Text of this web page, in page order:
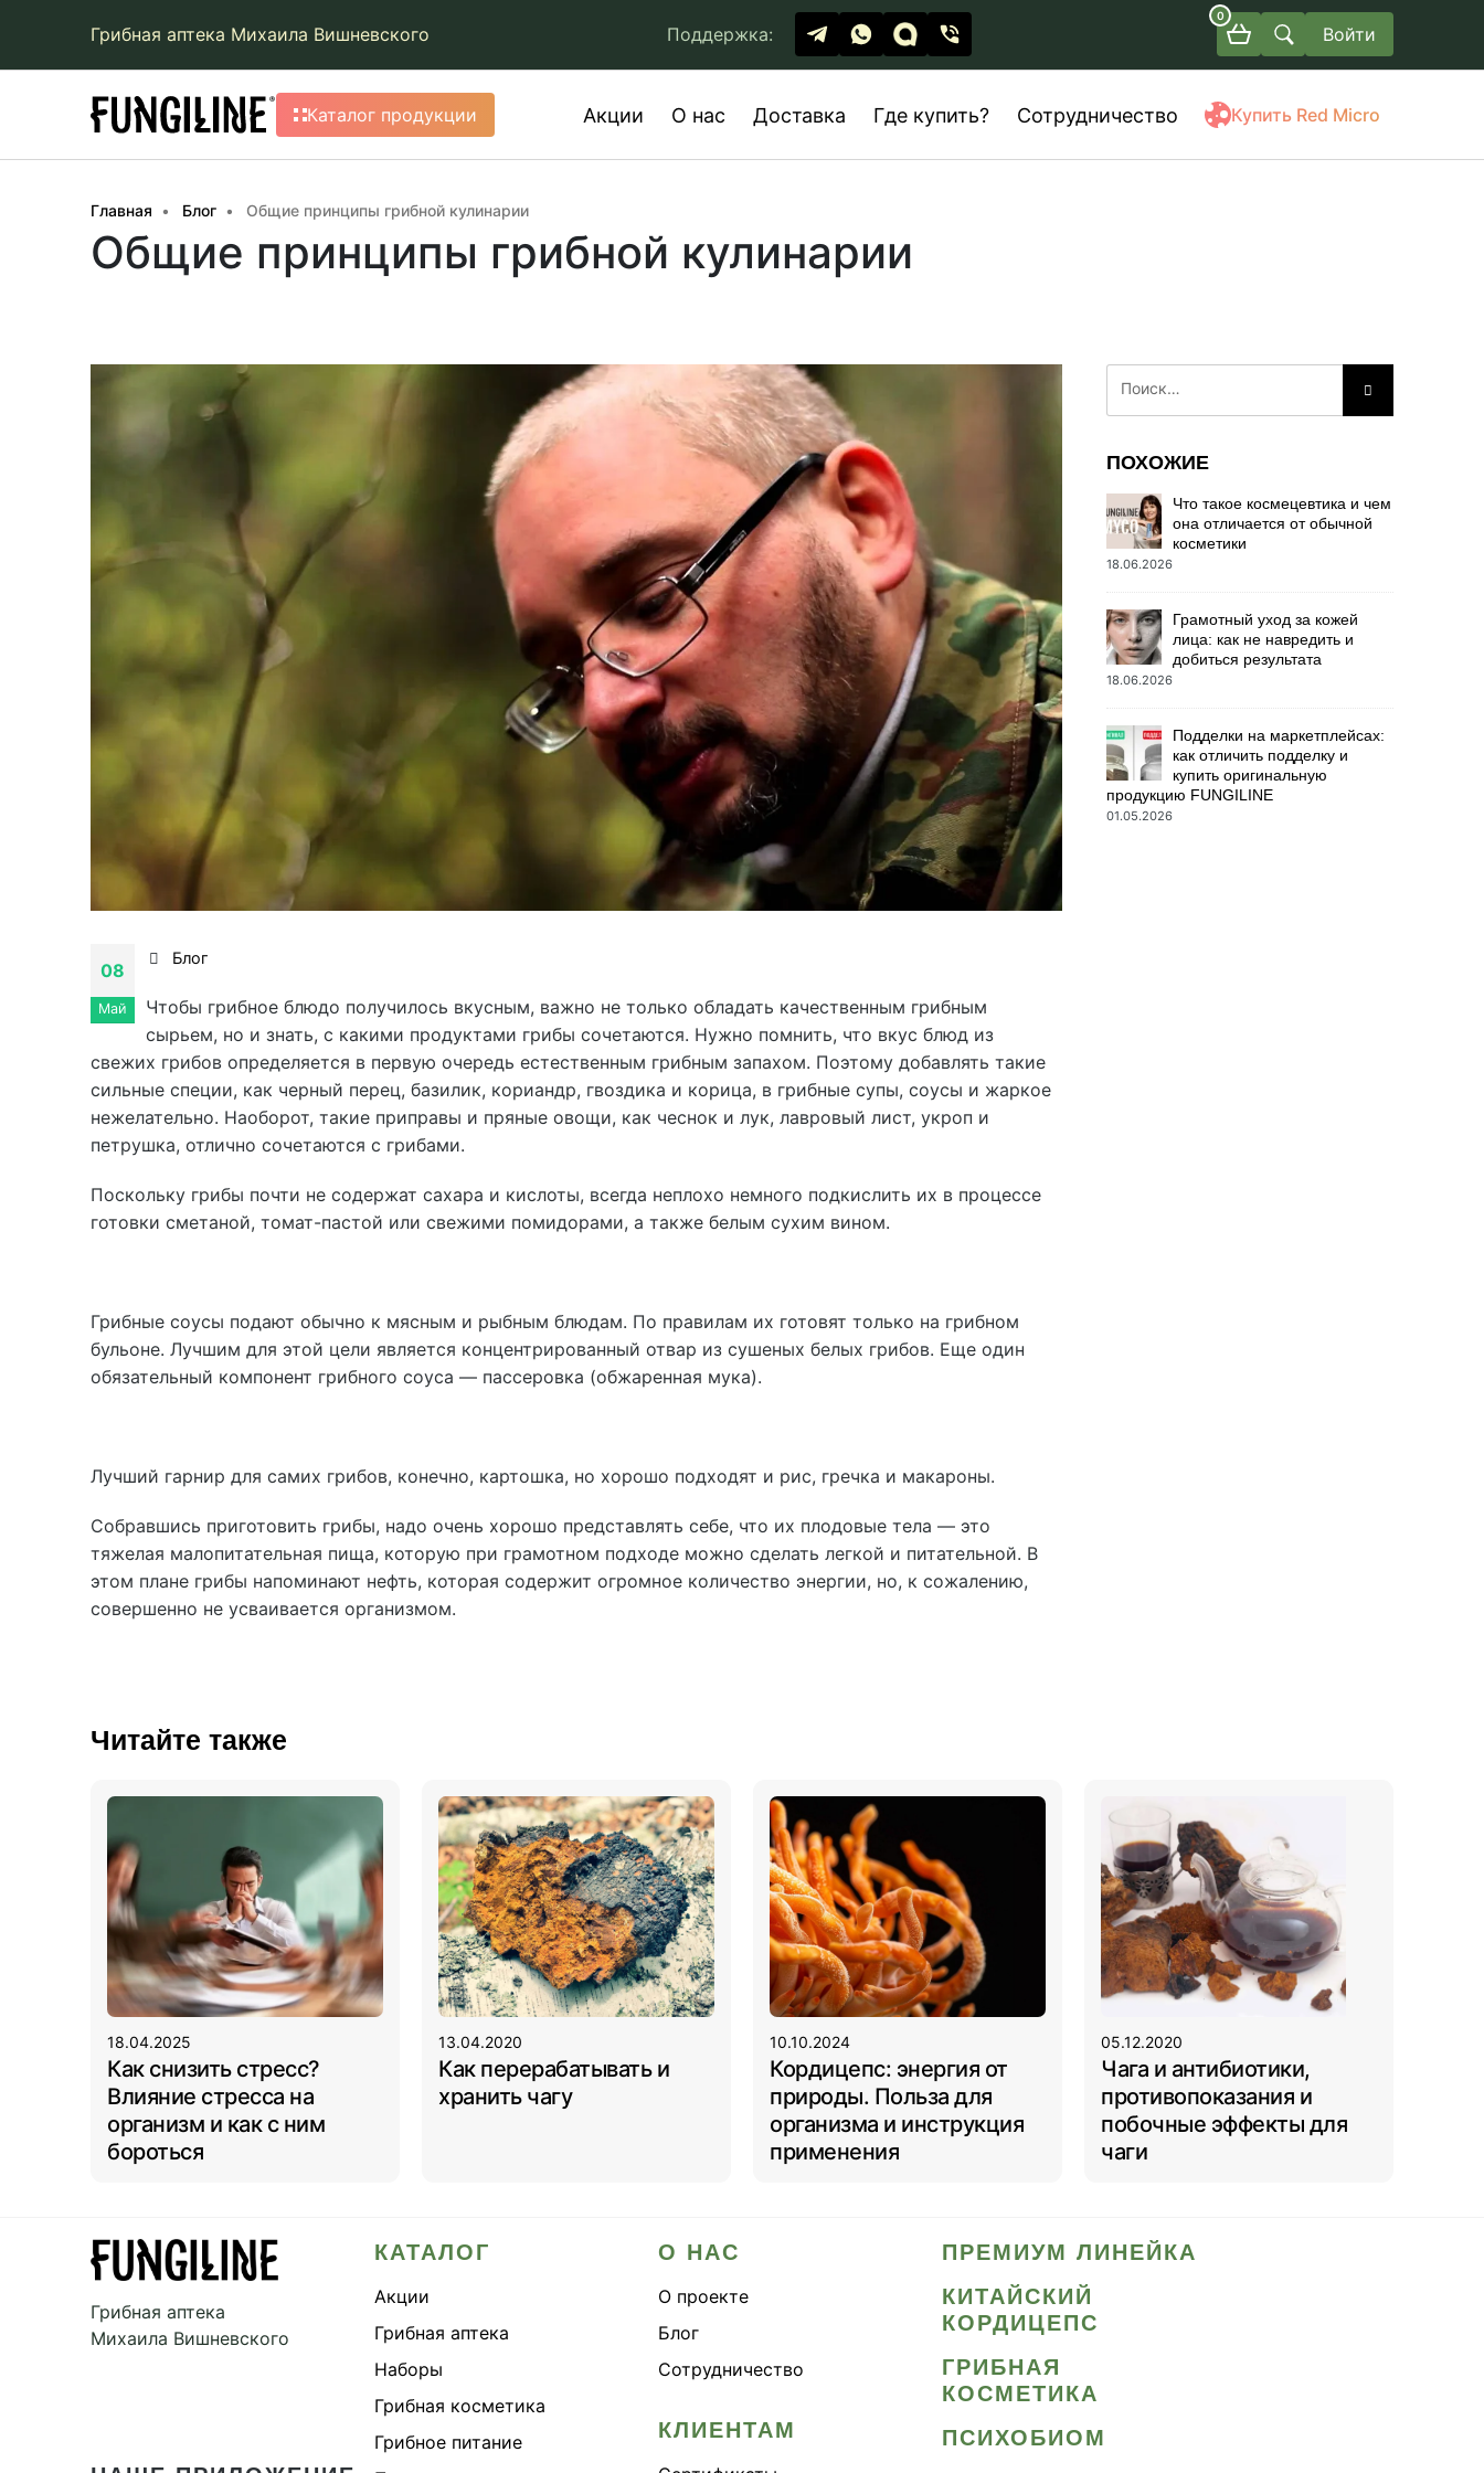
Грибная аптека Михаила Вишневского Поддержка:
0
Войти
Каталог продукции Акции О нас Доставка Где купить? Сотрудничество Купить Red Micro
Главная Блог Общие принципы грибной кулинарии
Общие принципы грибной кулинарии
08
Май
Блог
Чтобы грибное блюдо получилось вкусным, важно не только обладать качественным грибным
сырьем, но и знать, с какими продуктами грибы сочетаются. Нужно помнить, что вкус блюд из
свежих грибов определяется в первую очередь естественным грибным запахом. Поэтому добавлять такие
сильные специи, как черный перец, базилик, кориандр, гвоздика и корица, в грибные супы, соусы и жаркое
нежелательно. Наоборот, такие приправы и пряные овощи, как чеснок и лук, лавровый лист, укроп и
петрушка, отлично сочетаются с грибами.
Поскольку грибы почти не содержат сахара и кислоты, всегда неплохо немного подкислить их в процессе
готовки сметаной, томат-пастой или свежими помидорами, а также белым сухим вином.
Грибные соусы подают обычно к мясным и рыбным блюдам. По правилам их готовят только на грибном
бульоне. Лучшим для этой цели является концентрированный отвар из сушеных белых грибов. Еще один
обязательный компонент грибного соуса — пассеровка (обжаренная мука).
Лучший гарнир для самих грибов, конечно, картошка, но хорошо подходят и рис, гречка и макароны.
Собравшись приготовить грибы, надо очень хорошо представлять себе, что их плодовые тела — это
тяжелая малопитательная пища, которую при грамотном подходе можно сделать легкой и питательной. В
этом плане грибы напоминают нефть, которая содержит огромное количество энергии, но, к сожалению,
совершенно не усваивается организмом.
ПОХОЖИЕ
Что такое космецевтика и чем
она отличается от обычной
косметики
18.06.2026
Грамотный уход за кожей
лица: как не навредить и
добиться результата
18.06.2026
Подделки на маркетплейсах:
как отличить подделку и
купить оригинальную
продукцию FUNGILINE
01.05.2026
Читайте также
18.04.2025
Как снизить стресс?
Влияние стресса на
организм и как с ним
бороться
13.04.2020
Как перерабатывать и
хранить чагу
10.10.2024
Кордицепс: энергия от
природы. Польза для
организма и инструкция
применения
05.12.2020
Чага и антибиотики,
противопоказания и
побочные эффекты для
чаги
Грибная аптека
Михаила Вишневского
КАТАЛОГ
Акции
Грибная аптека
Наборы
Грибная косметика
Грибное питание
О НАС
О проекте
Блог
Сотрудничество
КЛИЕНТАМ
ПРЕМИУМ ЛИНЕЙКА
КИТАЙСКИЙ
КОРДИЦЕПС
ГРИБНАЯ
КОСМЕТИКА
ПСИХОБИОМ